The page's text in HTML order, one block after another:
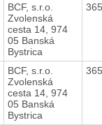
BCF, s.r.o.
Zvolenská
cesta 14, 974
05 Banská
Bystrica
BCF, s.r.o.
Zvolenská
cesta 14, 974
05 Banská
Bystrica